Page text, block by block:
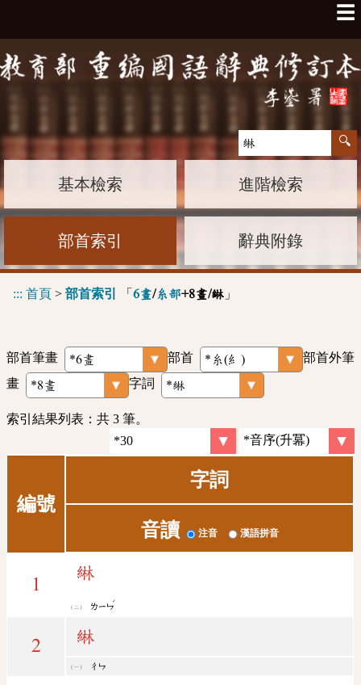
☰
基本檢索 進階檢索
部首索引 辭典附錄
::: 首頁 > 部首索引 「 6畫/糸部+8畫/綝 」
部首筆畫 部首
部首外筆
畫
字詞
索引結果列表：共 3 筆。
編號
字詞
音讀 注音 漢語拼音
1
綝
ㄌㄧㄣ
ˊ
2 綝
ㄔㄣ